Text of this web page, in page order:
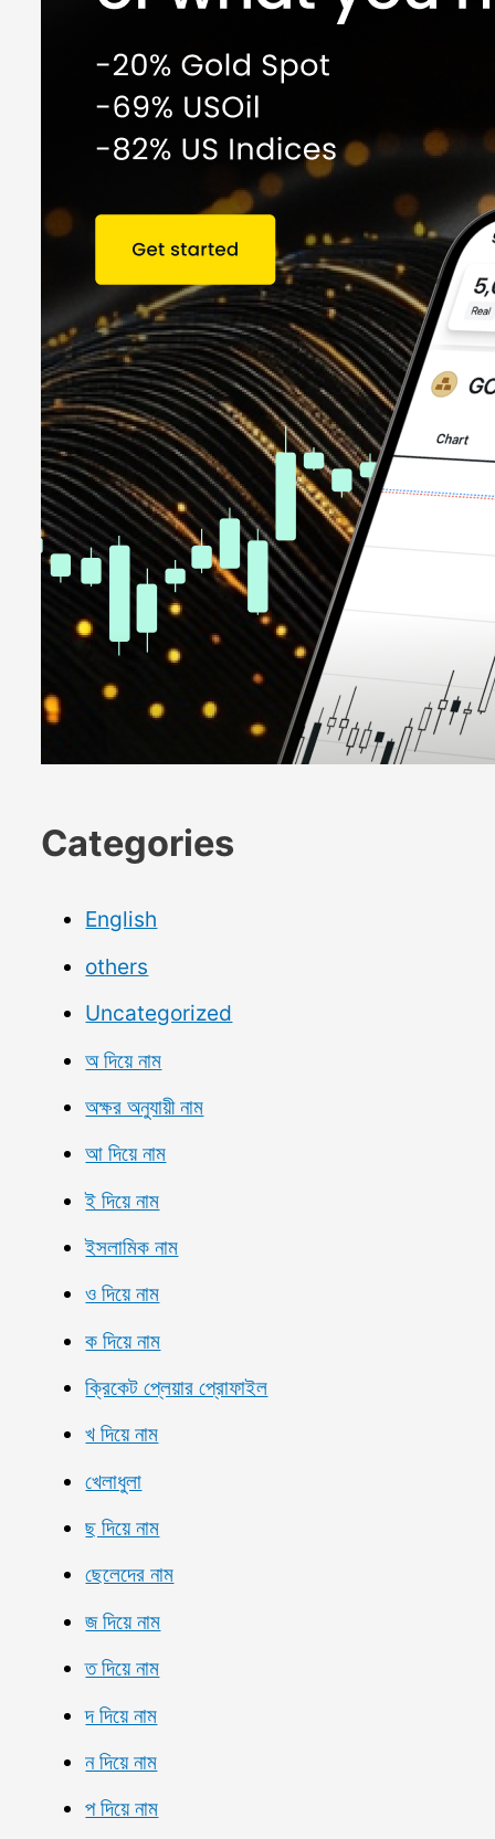
Categories
English
others
Uncategorized
অ দিয়ে নাম
অক্ষর অনুযায়ী নাম
আ দিয়ে নাম
ই দিয়ে নাম
ইসলামিক নাম
ও দিয়ে নাম
ক দিয়ে নাম
ক্রিকেট প্লেয়ার প্রোফাইল
খ দিয়ে নাম
খেলাধুলা
ছ দিয়ে নাম
ছেলেদের নাম
জ দিয়ে নাম
ত দিয়ে নাম
দ দিয়ে নাম
ন দিয়ে নাম
প দিয়ে নাম